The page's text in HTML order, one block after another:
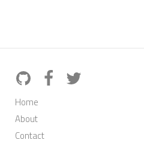
Home
About
Contact